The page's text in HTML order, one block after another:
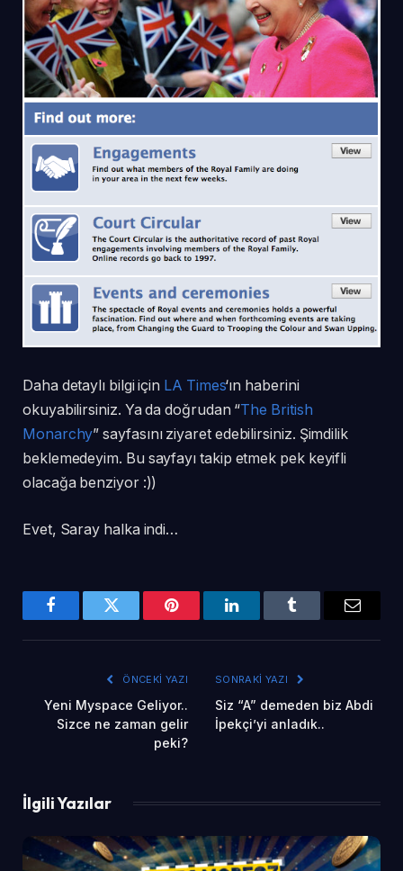
Daha detaylı bilgi için LA Times‘ın haberini
okuyabilirsiniz. Ya da doğrudan “The British
Monarchy” sayfasını ziyaret edebilirsiniz. Şimdilik
beklemedeyim. Bu sayfayı takip etmek pek keyifli
olacağa benziyor :))
Evet, Saray halka indi…
FacebookTwitter Pinterest LinkedInTumblr Email
ÖNCEKI YAZI
Yeni Myspace Geliyor..
Sizce ne zaman gelir
peki?
SONRAKI YAZI
Siz “A” demeden biz Abdi
İpekçi’yi anladık..
İlgili Yazılar